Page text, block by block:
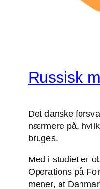
Russisk
Det danske
nærmere på,
bruges.
Med i studiet er
Operations på
mener, at